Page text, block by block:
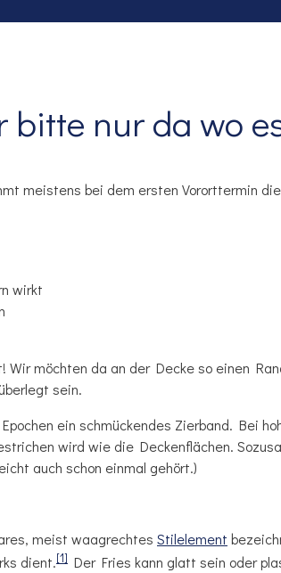
bitte nur da wo
meistens bei dem ersten Vororttermin
wirkt
Wir möchten da an der Decke so einen
sein.
ein schmückendes Zierband. Bei
wird wie die Deckenflächen.
auch schon einmal gehört.)
meist waagrechtes Stilelement
dient.[1] Der Fries kann glatt sein oder